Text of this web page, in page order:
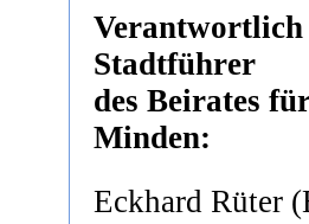
Stadtführer
des Beirates
Minden:
Eckhard Rüter